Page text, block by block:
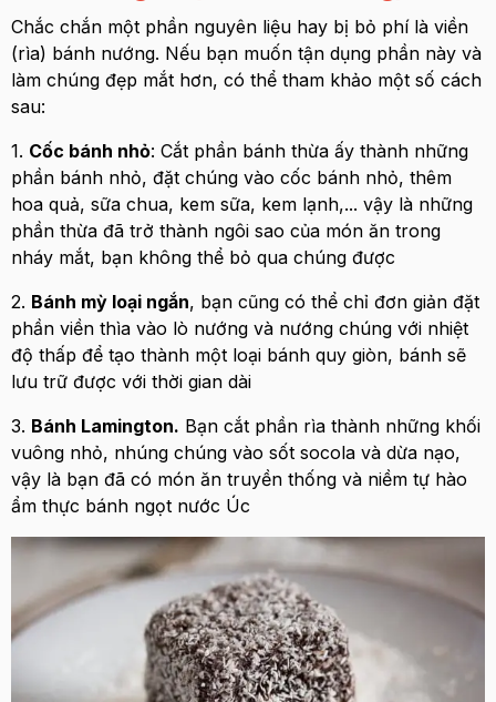
Chắc chắn một phần nguyên liệu hay bị bỏ phí là viền
(rìa) bánh nướng. Nếu bạn muốn tận dụng phần này và
làm chúng đẹp mắt hơn, có thể tham khảo một số cách
sau:
1. Cốc bánh nhỏ: Cắt phần bánh thừa ấy thành những
phần bánh nhỏ, đặt chúng vào cốc bánh nhỏ, thêm
hoa quả, sữa chua, kem sữa, kem lạnh,... vậy là những
phần thừa đã trở thành ngôi sao của món ăn trong
nháy mắt, bạn không thể bỏ qua chúng được
2. Bánh mỳ loại ngắn, bạn cũng có thể chỉ đơn giản đặt
phần viền thìa vào lò nướng và nướng chúng với nhiệt
độ thấp để tạo thành một loại bánh quy giòn, bánh sẽ
lưu trữ được với thời gian dài
3. Bánh Lamington. Bạn cắt phần rìa thành những khối
vuông nhỏ, nhúng chúng vào sốt socola và dừa nạo,
vậy là bạn đã có món ăn truyền thống và niềm tự hào
ẩm thực bánh ngọt nước Úc